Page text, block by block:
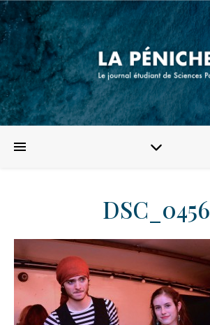
DSC_0456